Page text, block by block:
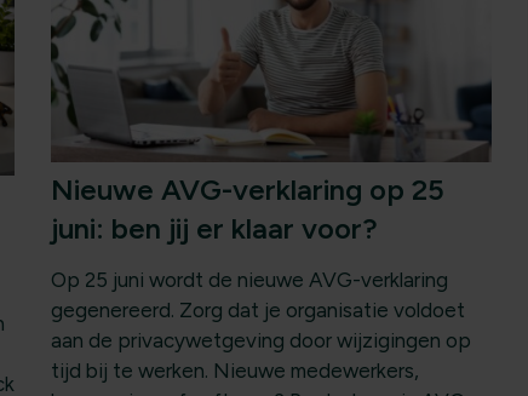
Nieuwe AVG-verklaring op 25
juni: ben jij er klaar voor?
Op 25 juni wordt de nieuwe AVG-verklaring
gegenereerd. Zorg dat je organisatie voldoet
aan de privacywetgeving door wijzigingen op
tijd bij te werken. Nieuwe medewerkers,